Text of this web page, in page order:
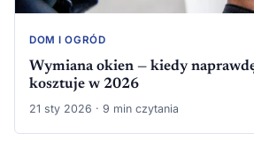
DOM I OGRÓD
Wymiana okien — kiedy
kosztuje w 2026
21 sty 2026 · 9 min czytania